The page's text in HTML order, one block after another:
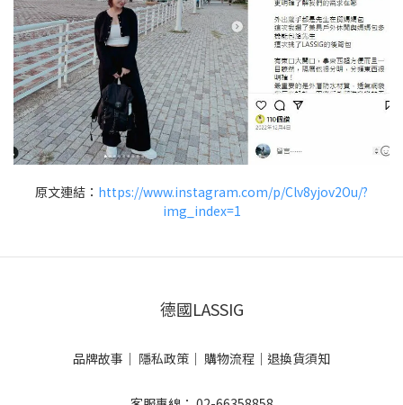
原文連結： https://www.instagram.com/p/Clv8yjov2Ou/?
img_index=1
德國LASSIG
品牌故事 ｜ 隱私政策 ｜ 購物流程 ｜ 退換貨須知